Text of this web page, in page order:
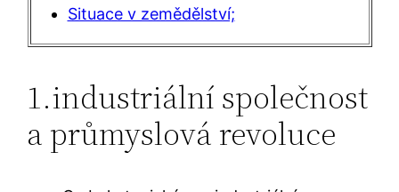
Situace v zemědělství;
1.industriální společnost
a průmyslová revoluce